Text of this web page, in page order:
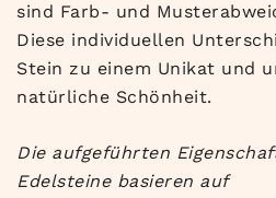
sind Farb- und
Diese individuellen
Stein zu einem Unikat und
natürliche Schönheit.
Die aufgeführten
Edelsteine basieren auf